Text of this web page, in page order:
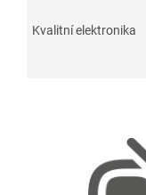
Kvalitní elektronika